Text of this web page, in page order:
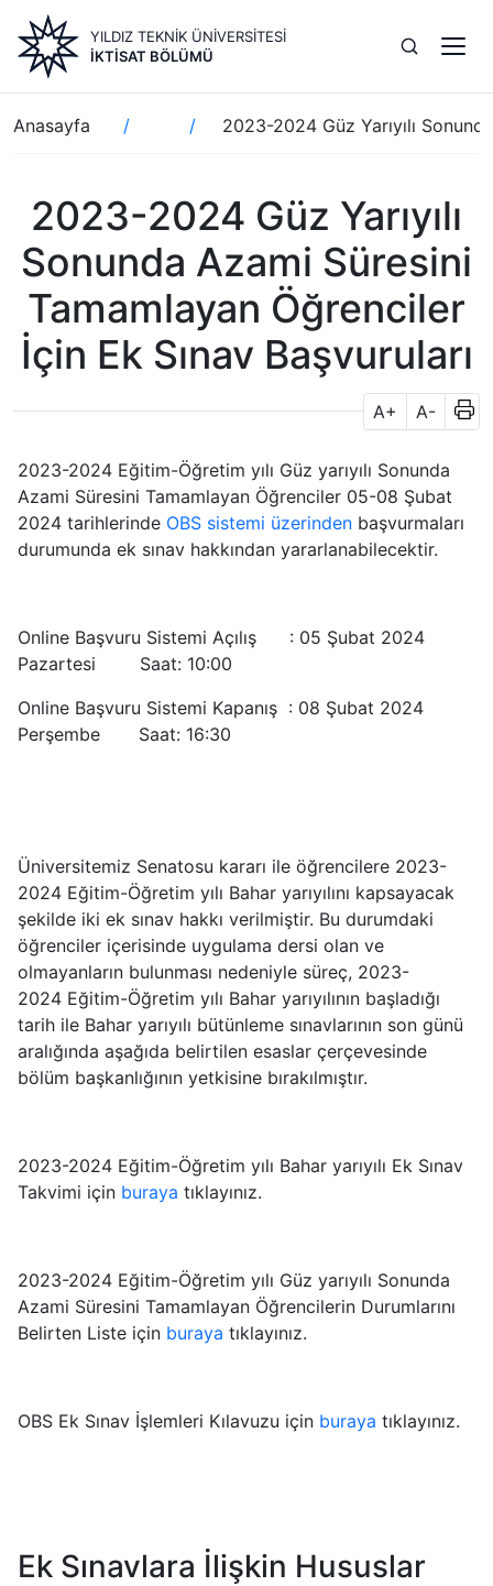
içeriğe
atla
YILDIZ TEKNİK ÜNİVERSİTESİ
İKTISAT BÖLÜMÜ
Sayfa
yolu
Anasayfa 2023-2024 Güz Yarıyılı
2023-2024 Güz Yarıyılı
Sonunda Azami Süresini
Tamamlayan Öğrenciler
İçin Ek Sınav Başvuruları
A+ A-
2023-2024 Eğitim-Öğretim yılı Güz yarıyılı Sonunda
Azami Süresini Tamamlayan Öğrenciler 05-08 Şubat
2024 tarihlerinde OBS sistemi üzerinden başvurmaları
durumunda ek sınav hakkından yararlanabilecektir.
Online Başvuru Sistemi Açılış : 05 Şubat 2024
Pazartesi Saat: 10:00
Online Başvuru Sistemi Kapanış : 08 Şubat 2024
Perşembe Saat: 16:30
Üniversitemiz Senatosu kararı ile öğrencilere 2023-
2024 Eğitim-Öğretim yılı Bahar yarıyılını kapsayacak
şekilde iki ek sınav hakkı verilmiştir. Bu durumdaki
öğrenciler içerisinde uygulama dersi olan ve
olmayanların bulunması nedeniyle süreç, 2023-
2024 Eğitim-Öğretim yılı Bahar yarıyılının başladığı
tarih ile Bahar yarıyılı bütünleme sınavlarının son günü
aralığında aşağıda belirtilen esaslar çerçevesinde
bölüm başkanlığının yetkisine bırakılmıştır.
2023-2024 Eğitim-Öğretim yılı Bahar yarıyılı Ek Sınav
Takvimi için buraya tıklayınız.
2023-2024 Eğitim-Öğretim yılı Güz yarıyılı Sonunda
Azami Süresini Tamamlayan Öğrencilerin Durumlarını
Belirten Liste için buraya tıklayınız.
OBS Ek Sınav İşlemleri Kılavuzu için buraya tıklayınız.
Ek Sınavlara İlişkin Hususlar